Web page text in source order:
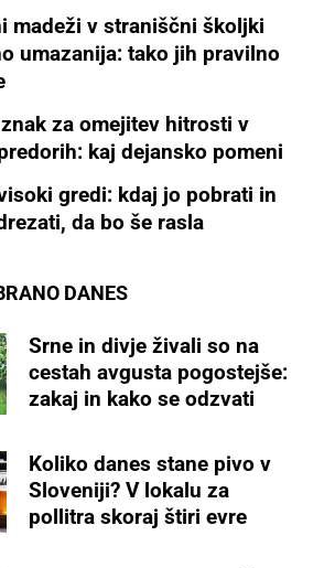
madeži v straniščni školjki
umazanija: tako jih pravilno
za omejitev hitrosti v
kaj dejansko pomeni
gredi: kdaj jo pobrati in
da bo še rasla
DANES
Srne in divje živali so na
cestah avgusta pogostejše:
zakaj in kako se odzvati
Koliko danes stane pivo v
Sloveniji? V lokalu za
pollitra skoraj štiri evre